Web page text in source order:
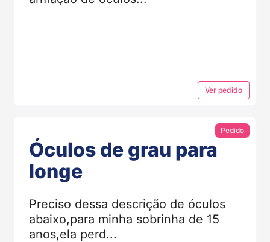
Ver pedido
Pedido
Óculos de grau para
longe
Preciso dessa descrição de óculos
abaixo,para minha sobrinha de 15
anos,ela perd...